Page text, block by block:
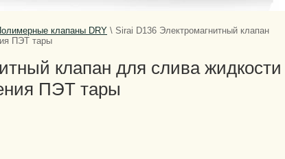
клапаны DRY \ Sirai D136 Электромагнитный клапан
ПЭТ тары
клапан для слива жидкости
ПЭТ тары